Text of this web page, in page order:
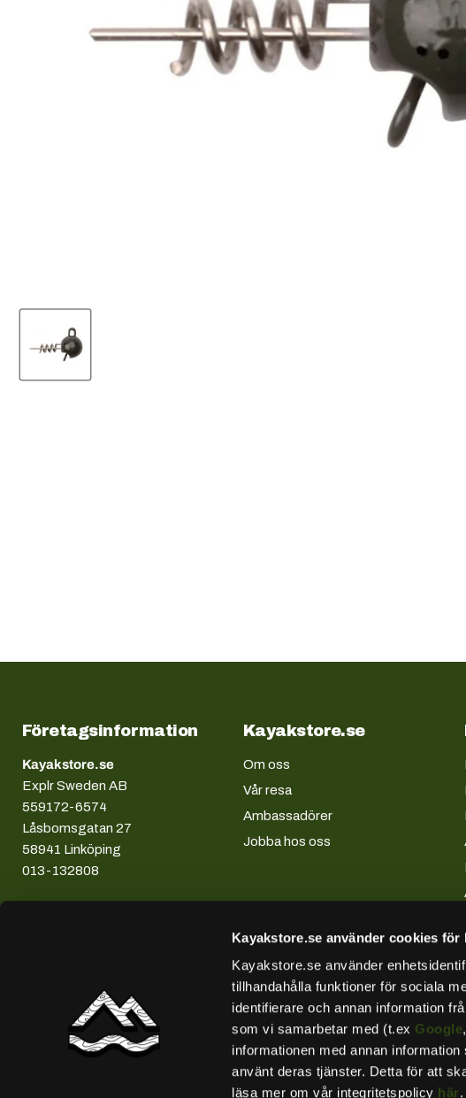
Kayakstore.se använder cookies
Kayakstore.se använder
tillhandahålla funktioner för sociala
identifierare och annan information
som vi samarbetar med (t.ex Google
informationen med annan
använt deras tjänster. Detta för att
läsa mer om vår integritetspolicy här.
Företagsinformation
Kayakstore.se
Explr Sweden AB
559172-6574
Låsbomsgatan 27
58941 Linköping
013-132808
Kayakstore.se
Om oss
Vår resa
Ambassadörer
Jobba hos oss